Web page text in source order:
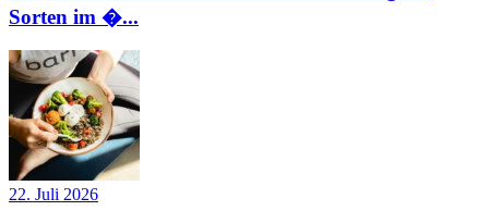
Sorten im �...
22. Juli 2026